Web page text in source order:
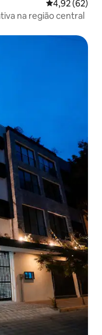
4,92 de uma
4,92 (62)
na região central